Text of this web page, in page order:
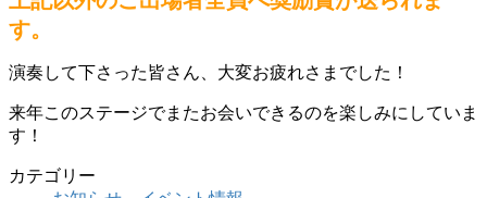
す。
演奏して下さった皆さん、大変お疲れさまでした！
来年このステージでまたお会いできるのを楽しみにしていま
す！
カテゴリー